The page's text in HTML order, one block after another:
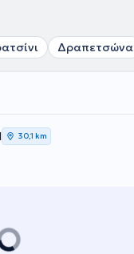
Δραπετσώνα
30,1 km